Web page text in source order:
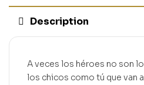
Description
A veces los héroes no son
los chicos como tú que van